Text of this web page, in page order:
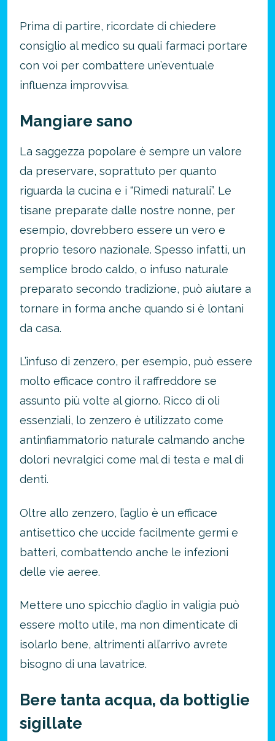
Prima di partire, ricordate di chiedere
consiglio al medico su quali farmaci portare
con voi per combattere un’eventuale
influenza improvvisa.
Mangiare sano
La saggezza popolare è sempre un valore
da preservare, soprattuto per quanto
riguarda la cucina e i “Rimedi naturali”. Le
tisane preparate dalle nostre nonne, per
esempio, dovrebbero essere un vero e
proprio tesoro nazionale. Spesso infatti, un
semplice brodo caldo, o infuso naturale
preparato secondo tradizione, può aiutare a
tornare in forma anche quando si è lontani
da casa.
L’infuso di zenzero, per esempio, può essere
molto efficace contro il raffreddore se
assunto più volte al giorno. Ricco di oli
essenziali, lo zenzero è utilizzato come
antinfiammatorio naturale calmando anche
dolori nevralgici come mal di testa e mal di
denti.
Oltre allo zenzero, l’aglio è un efficace
antisettico che uccide facilmente germi e
batteri, combattendo anche le infezioni
delle vie aeree.
Mettere uno spicchio d’aglio in valigia può
essere molto utile, ma non dimenticate di
isolarlo bene, altrimenti all’arrivo avrete
bisogno di una lavatrice.
Bere tanta acqua, da bottiglie
sigillate